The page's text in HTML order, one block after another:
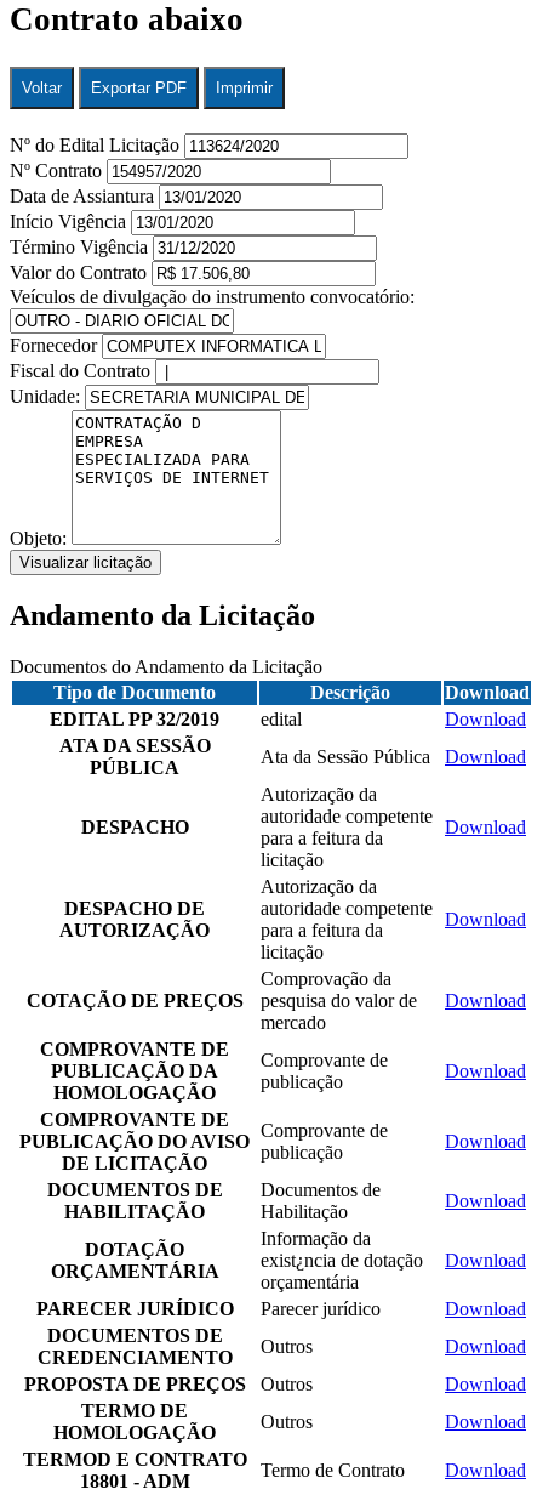
Contrato abaixo
Voltar Exportar PDF Imprimir
Nº do Edital Licitação
Nº Contrato
Data de Assiantura
Início Vigência
Término Vigência
Valor do Contrato
Veículos de divulgação do instrumento convocatório:
Fornecedor
Fiscal do Contrato
Unidade:
Objeto:
Visualizar licitação
Andamento da Licitação
Documentos do Andamento da Licitação
Tipo de Documento
Descrição
Download
EDITAL PP 32/2019
edital
Download
ATA DA SESSÃO
PÚBLICA
Ata da Sessão Pública Download
DESPACHO
Autorização da
autoridade competente
para a feitura da
licitação
Download
DESPACHO DE
AUTORIZAÇÃO
Autorização da
autoridade competente
para a feitura da
licitação
Download
COTAÇÃO DE PREÇOS
Comprovação da
pesquisa do valor de
mercado
Download
COMPROVANTE DE
PUBLICAÇÃO DA
HOMOLOGAÇÃO
Comprovante de
publicação
Download
COMPROVANTE DE
PUBLICAÇÃO DO AVISO
DE LICITAÇÃO
Comprovante de
publicação
Download
DOCUMENTOS DE
HABILITAÇÃO
Documentos de
Habilitação
Download
DOTAÇÃO
ORÇAMENTÁRIA
Informação da
exist¿ncia de dotação
orçamentária
Download
PARECER JURÍDICO Parecer jurídico
Download
DOCUMENTOS DE
CREDENCIAMENTO
Outros
Download
PROPOSTA DE PREÇOS
Outros
Download
TERMO DE
HOMOLOGAÇÃO
Outros
Download
TERMOD E CONTRATO
18801 - ADM
Termo de Contrato
Download